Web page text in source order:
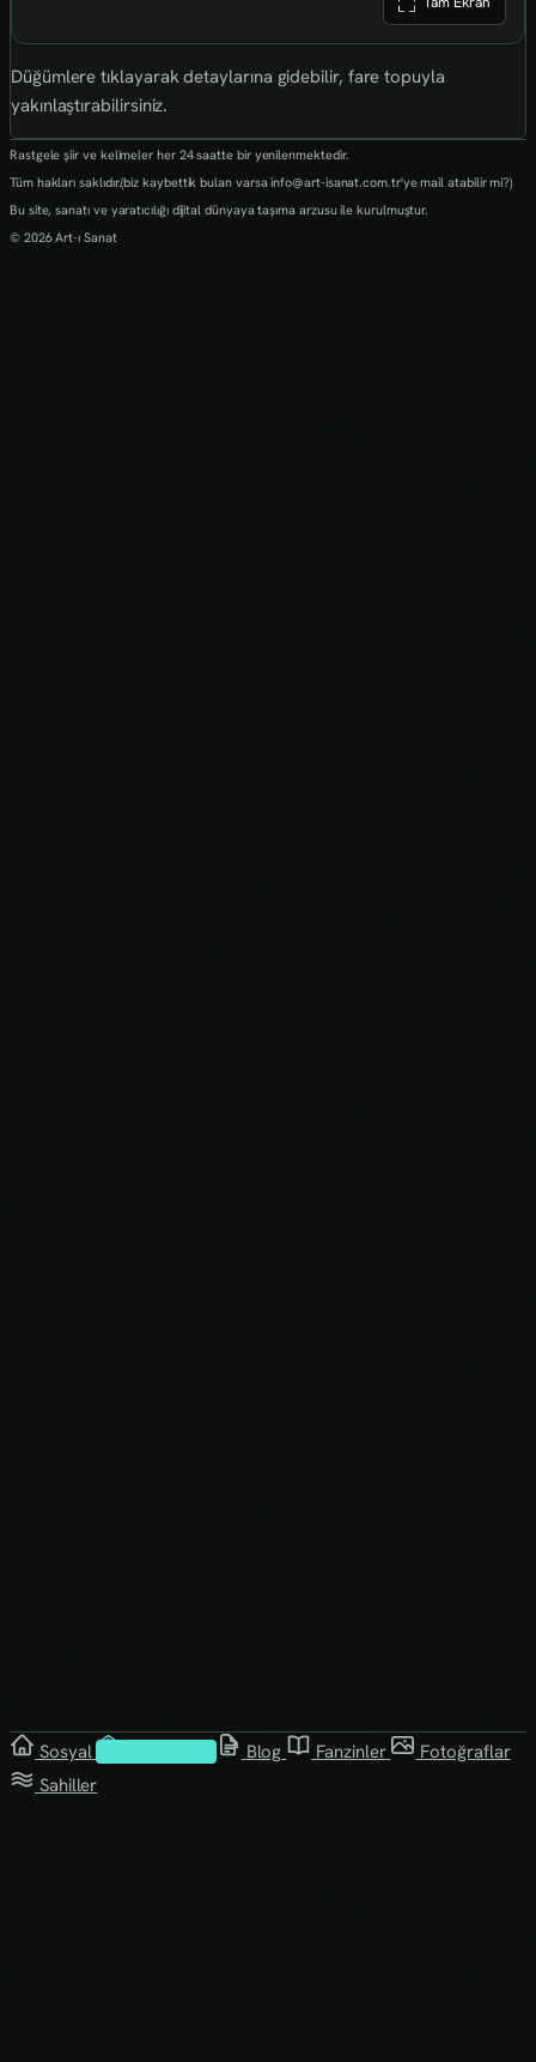
Düğümlere tıklayarak detaylarına gidebilir, fare topuyla
yakınlaştırabilirsiniz.
Rastgele şiir ve kelimeler her 24 saatte bir yenilenmektedir.
Tüm hakları saklıdır.(biz kaybettik bulan varsa info@art-isanat.com.tr'ye mail atabilir mi?)
Bu site, sanatı ve yaratıcılığı dijital dünyaya taşıma arzusu ile kurulmuştur.
© 2026 Art-ı Sanat
Sosyal Blog Fanzinler
Fotoğraflar
Sahiller